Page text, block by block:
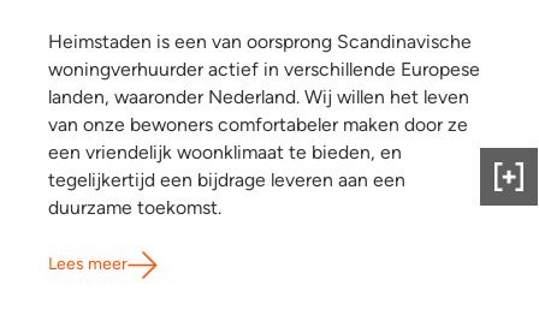
Heimstaden is een van oorsprong Scandinavische
woningverhuurder actief in verschillende Europese
landen, waaronder Nederland. Wij willen het leven
van onze bewoners comfortabeler maken door ze
een vriendelijk woonklimaat te bieden, en
tegelijkertijd een bijdrage leveren aan een
duurzame toekomst.
Lees meer